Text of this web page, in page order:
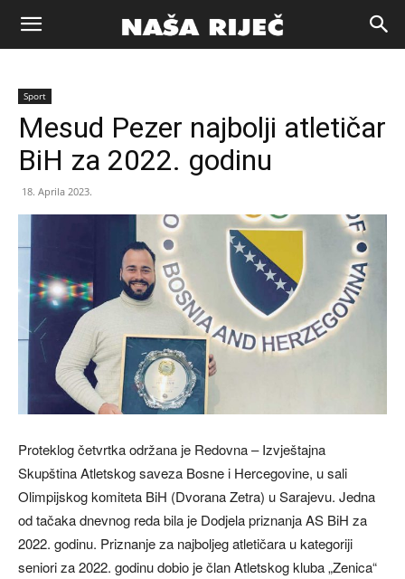
Naša
riječ
Sport
Mesud Pezer najbolji atletičar
BiH za 2022. godinu
18. Aprila 2023.
Proteklog četvrtka održana je Redovna – Izvještajna
Skupština Atletskog saveza Bosne i Hercegovine, u sali
Olimpijskog komiteta BiH (Dvorana Zetra) u Sarajevu. Jedna
od tačaka dnevnog reda bila je Dodjela priznanja AS BiH za
2022. godinu. Priznanje za najboljeg atletičara u kategoriji
seniori za 2022. godinu dobio je član Atletskog kluba „Zenica“